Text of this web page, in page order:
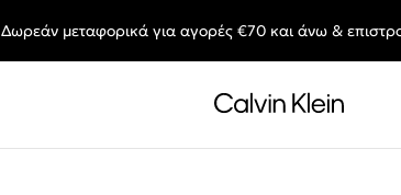
End of Season Sale: Αγαπημένα styles, στις
Δωρεάν μεταφορικά για αγορές €70 και άνω &